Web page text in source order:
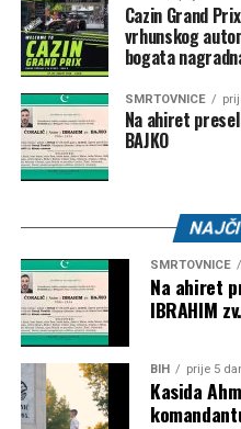
Tweet
Cazin Grand
vrhunskog
bogata
SMRTOVNICE
Na ahiret
BAJKO
SMRTOVNICE
Na ahiret
IBRAHIM
BIH prije 5
Kasida